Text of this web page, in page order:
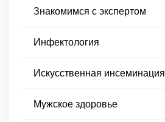
Знакомимся с экспертом
Инфектология
Искусственная инсеминация
Мужское здоровье